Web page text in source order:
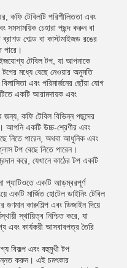
কফি টেবিলটি পরিশীলিততা এবং
চেহারা পছন্দ করুন বা
গোল্ড বা কাস্টমাইজড রঙের
পারে।
টেবিল টপ, যা আপনাকে
টপের মধ্যে বেছে নেওয়ার অনুমতি
এবং পরিমার্জনের ছোঁয়া যোগ
একটি আরামদায়ক এবং
জন্য, কফি টেবিল বিভিন্ন পছন্দের
আপনি একটি উচ্চ-শ্রেণীর এবং
নিতে পারেন, অথবা আধুনিক এবং
টপ বেছে নিতে পারেন।
করে, যেখানে কাঠের টপ একটি
প্যাটিওতে একটি আড়ম্বরপূর্ণ
একটি মার্জিত হোটেল ডাইনিং টেবিল
গুণমান কারুশিল্প এবং ডিজাইন দিয়ে
স্থায়িত্ব নিশ্চিত করে, যা
এবং কার্যকরী আসবাবপত্র তৈরি
বিকল্প এবং বহুমুখী টপ
করুন। এই চমৎকার